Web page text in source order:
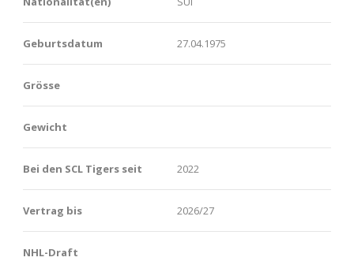
Geburtsdatum 27.04.1975
Grösse
Gewicht
Bei den SCL Tigers seit 2022
Vertrag bis 2026/27
NHL-Draft